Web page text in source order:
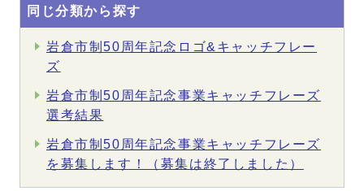
同じ分類から探す
岩倉市制50周年記念ロゴ&キャッチフレー
ズ
岩倉市制50周年記念事業キャッチフレーズ
選考結果
岩倉市制50周年記念事業キャッチフレーズ
を募集します！（募集は終了しました）